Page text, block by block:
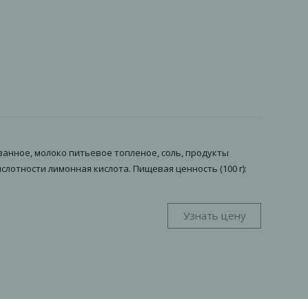
молоко питьевое топленое, соль, продукты
лимонная кислота. Пищевая ценность (100 г):
Узнать цену